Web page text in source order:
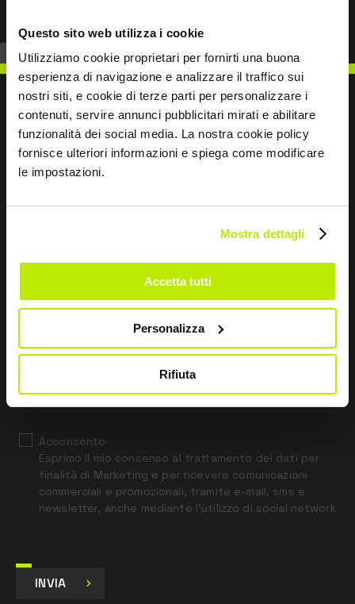
Questo sito web utilizza i cookie
Utilizziamo cookie proprietari per fornirti una buona
esperienza di navigazione e analizzare il traffico sui
nostri siti, e cookie di terze parti per personalizzare i
contenuti, servire annunci pubblicitari mirati e abilitare
funzionalità dei social media. La nostra cookie policy
fornisce ulteriori informazioni e spiega come modificare
le impostazioni.
Mostra dettagli
Accetta tutti
Personalizza
Rifiuta
SCRIVICI
this
Ho letto l’Informativa Privacy
ai sensi dell’art. 13 Regolamento UE 679/16.
Acconsento
Esprimo il mio consenso al trattamento dei dati per
finalità di Marketing e per ricevere comunicazioni
commerciali e promozionali, tramite e-mail, sms e
newsletter, anche mediante l’utilizzo di social network
INVIA